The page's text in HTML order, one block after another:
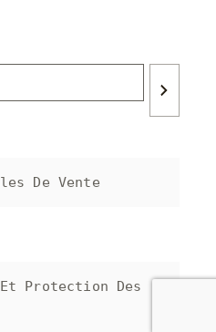
De Vente
Protection Des